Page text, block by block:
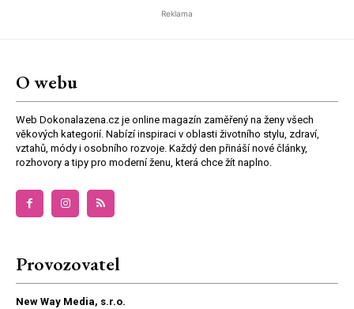
Reklama
O webu
Web Dokonalazena.cz je online magazín zaměřený na ženy všech
věkových kategorií. Nabízí inspiraci v oblasti životního stylu, zdraví,
vztahů, módy i osobního rozvoje. Každý den přináší nové články,
rozhovory a tipy pro moderní ženu, která chce žít naplno.
Provozovatel
New Way Media, s.r.o.